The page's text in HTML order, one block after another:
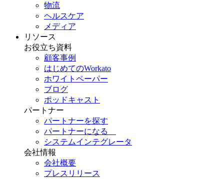
物流
ヘルスケア
メディア
リソース
お役立ち資料
顧客事例
はじめてのWorkato
ホワイトペーパー
ブログ
ポッドキャスト
パートナー
パートナーを探す
パートナーになる
システムインテグレータ
会社情報
会社概要
プレスリリース